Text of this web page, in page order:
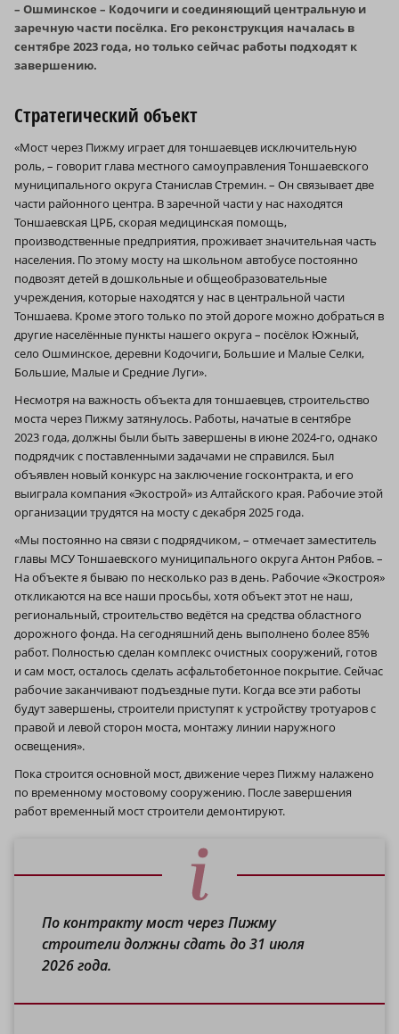
– Ошминское – Кодочиги и соединяющий центральную и
заречную части посёлка. Его реконструкция началась в
сентябре 2023 года, но только сейчас работы подходят к
завершению.
Стратегический объект
«Мост через Пижму играет для тоншаевцев исключительную
роль, – говорит глава местного самоуправления Тоншаевского
муниципального округа Станислав Стремин. – Он связывает две
части районного центра. В заречной части у нас находятся
Тоншаевская ЦРБ, скорая медицинская помощь,
производственные предприятия, проживает значительная часть
населения. По этому мосту на школьном автобусе постоянно
подвозят детей в дошкольные и общеобразовательные
учреждения, которые находятся у нас в центральной части
Тоншаева. Кроме этого только по этой дороге можно добраться в
другие населённые пункты нашего округа – посёлок Южный,
село Ошминское, деревни Кодочиги, Большие и Малые Селки,
Большие, Малые и Средние Луги».
Несмотря на важность объекта для тоншаевцев, строительство
моста через Пижму затянулось. Работы, начатые в сентябре
2023 года, должны были быть завершены в июне 2024‑го, однако
подрядчик с поставленными задачами не справился. Был
объявлен новый конкурс на заключение госконтракта, и его
выиграла компания «Экострой» из Алтайского края. Рабочие этой
организации трудятся на мосту с декабря 2025 года.
«Мы постоянно на связи с подрядчиком, – отмечает заместитель
главы МСУ Тоншаевского муниципального округа Антон Рябов. –
На объекте я бываю по несколько раз в день. Рабочие «Экостроя»
откликаются на все наши просьбы, хотя объект этот не наш,
региональный, строительство ведётся на средства областного
дорожного фонда. На сегодняшний день выполнено более 85%
работ. Полностью сделан комплекс очистных сооружений, готов
и сам мост, осталось сделать асфальтобетонное покрытие. Сейчас
рабочие заканчивают подъездные пути. Когда все эти работы
будут завершены, строители приступят к устройству тротуаров с
правой и левой сторон моста, монтажу линии наружного
освещения».
Пока строится основной мост, движение через Пижму налажено
по временному мостовому сооружению. После завершения
работ временный мост строители демонтируют.
По контракту мост через Пижму
строители должны сдать до 31 июля
2026 года.